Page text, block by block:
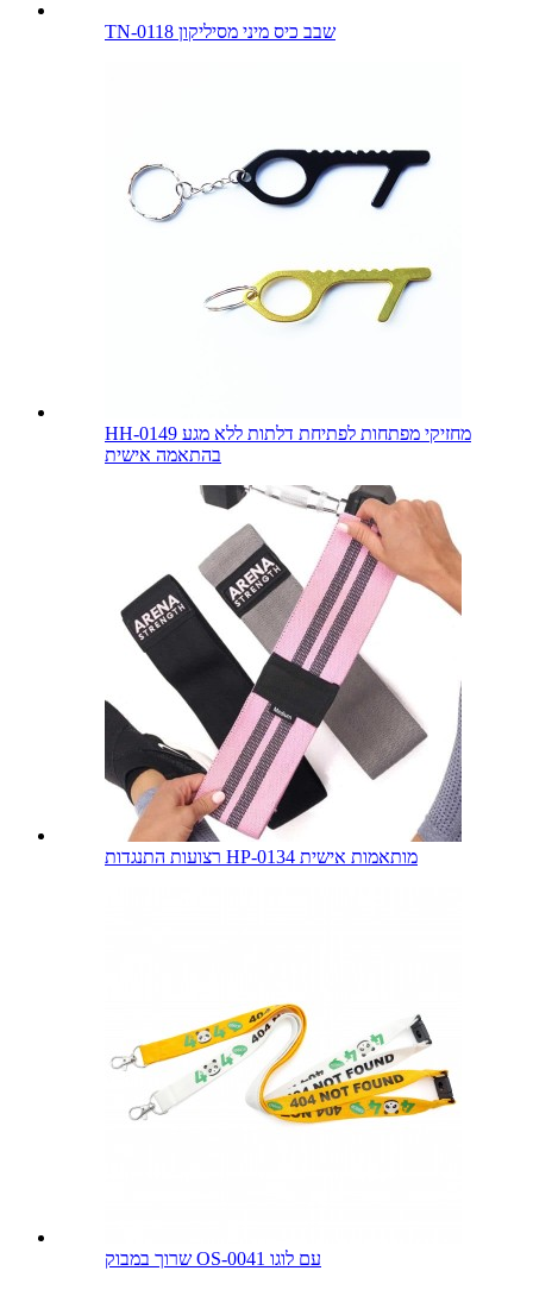
TN-0118 שבב כיס מיני מסיליקון
HH-0149 מחזיקי מפתחות לפתיחת דלתות ללא מגע
בהתאמה אישית
רצועות התנגדות HP-0134 מותאמות אישית
שרוך במבוק OS-0041 עם לוגו